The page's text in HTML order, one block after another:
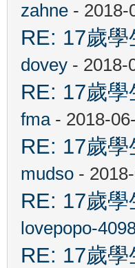
zahne - 2018-
RE: 17歲
dovey - 2018-
RE: 17歲
fma- 2018-
RE: 17歲
mudso -
RE: 17歲
lovepopo-
RE: 17歲